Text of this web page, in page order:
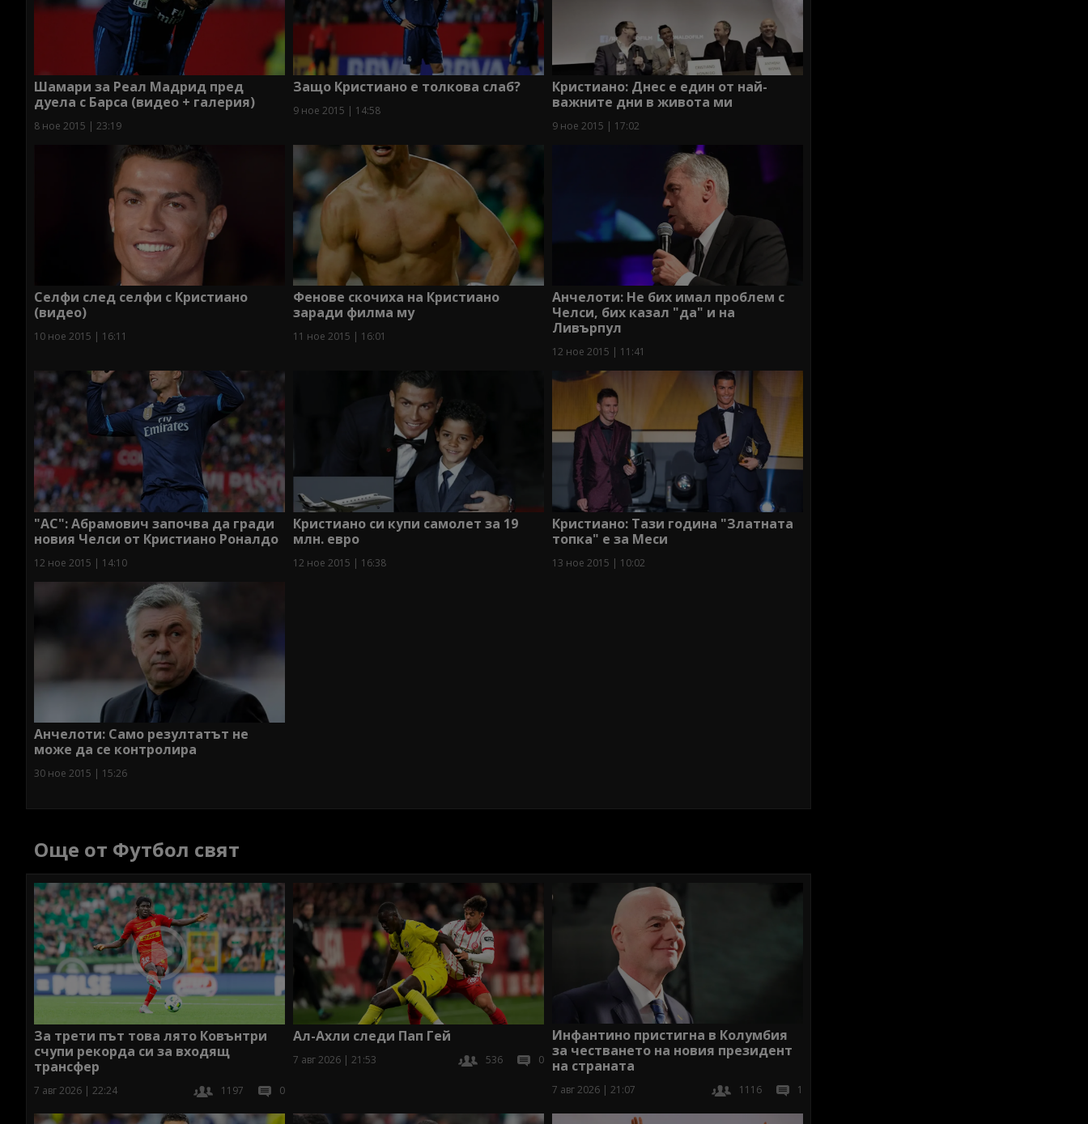
Шамари за Реал Мадрид пред
дуела с Барса (видео + галерия)
8 ное 2015 | 23:19
Защо Кристиано е толкова слаб?
9 ное 2015 | 14:58
Кристиано: Днес е един от най-
важните дни в живота ми
9 ное 2015 | 17:02
Селфи след селфи с Кристиано
(видео)
10 ное 2015 | 16:11
Фенове скочиха на Кристиано
заради филма му
11 ное 2015 | 16:01
Анчелоти: Не бих имал проблем с
Челси, бих казал "да" и на
Ливърпул
12 ное 2015 | 11:41
"АС": Абрамович започва да гради
новия Челси от Кристиано Роналдо
12 ное 2015 | 14:10
Кристиано си купи самолет за 19
млн. евро
12 ное 2015 | 16:38
Кристиано: Тази година "Златната
топка" е за Меси
13 ное 2015 | 10:02
Анчелоти: Само резултатът не
може да се контролира
30 ное 2015 | 15:26
Още от Футбол свят
За трети път това лято Ковънтри
счупи рекорда си за входящ
трансфер
7 авг 2026 | 22:24 1197 0
Ал-Ахли следи Пап Гей
7 авг 2026 | 21:53 536 0
Инфантино пристигна в Колумбия
за честването на новия президент
на страната
7 авг 2026 | 21:07 1116 1